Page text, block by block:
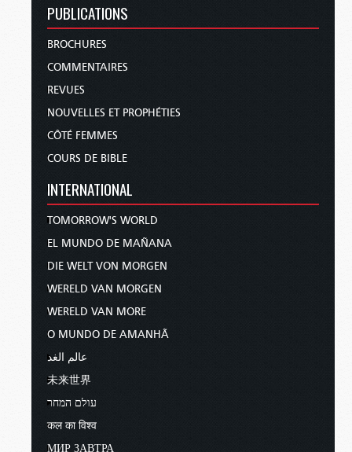
PUBLICATIONS
BROCHURES
COMMENTAIRES
REVUES
NOUVELLES ET PROPHÉTIES
CÔTÉ FEMMES
COURS DE BIBLE
INTERNATIONAL
TOMORROW'S WORLD
EL MUNDO DE MAÑANA
DIE WELT VON MORGEN
WERELD VAN MORGEN
WERELD VAN MORE
O MUNDO DE AMANHÃ
عالم الغد
未来世界
עולם המחר
कल का विश्व
МИР ЗАВТРА